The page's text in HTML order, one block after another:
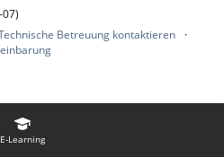
E-Learning
Betreuung kontaktieren